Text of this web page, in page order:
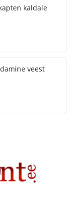
kaldale
veest